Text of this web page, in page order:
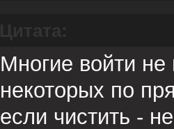
Многие войти
некоторых по
если чистить -